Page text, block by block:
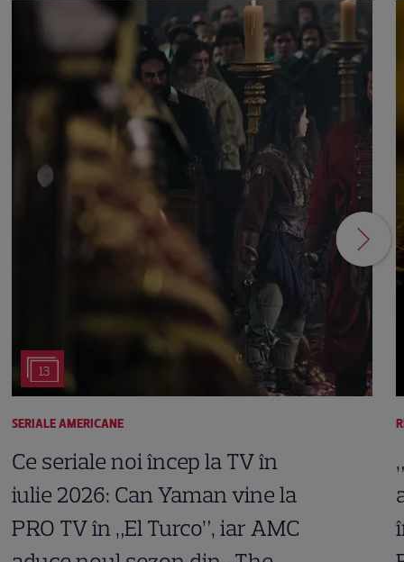
13
SERIALE AMERICANE
Ce seriale noi încep la TV în
iulie 2026: Can Yaman vine la
PRO TV în „El Turco”, iar AMC